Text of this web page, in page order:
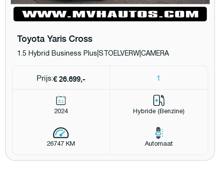
Toyota Yaris Cross
1.5 Hybrid Business Plus|STOELVERW|CAMERA
Prijs:€ 26.699,- 1
2024 Hybride (Benzine)
26747 KM Automaat